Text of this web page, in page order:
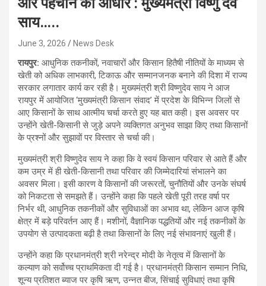
साय…..
June 3, 2026 News Desk
रायपुर: आधुनिक तकनीकों, नवाचारों और किसान हितैषी नीतियों के माध्यम से
खेती को अधिक लाभकारी, टिकाऊ और सम्मानजनक बनाने की दिशा में राज्य
सरकार लगातार कार्य कर रही है। मुख्यमंत्री श्री विष्णुदेव साय ने आज
रायपुर में आयोजित ‘मुख्यमंत्री किसान संवाद’ में प्रदेश के विभिन्न जिलों से
आए किसानों के साथ आत्मीय चर्चा करते हुए यह बात कही। इस अवसर पर
उन्होंने खेती-किसानी से जुड़े अपने व्यक्तिगत अनुभव साझा किए तथा किसानों
के प्रश्नों और सुझावों पर विस्तार से चर्चा की।
मुख्यमंत्री श्री विष्णुदेव साय ने कहा कि वे स्वयं किसान परिवार से आते हैं और
कम उम्र में ही खेती-किसानी तथा परिवार की जिम्मेदारियां संभालने का
अवसर मिला। इसी कारण वे किसानों की जरूरतों, चुनौतियों और उनके संघर्ष
को निकटता से समझते हैं। उन्होंने कहा कि पहले खेती पूरी तरह वर्षा पर
निर्भर थी, आधुनिक तकनीकों और सुविधाओं का अभाव था, लेकिन आज कृषि
क्षेत्र में बड़े परिवर्तन आए हैं। मशीनों, वैज्ञानिक पद्धतियों और नई तकनीकों के
उपयोग से उत्पादकता बढ़ी है तथा किसानों के लिए नई संभावनाएं खुली हैं।
उन्होंने कहा कि प्रधानमंत्री श्री नरेन्द्र मोदी के नेतृत्व में किसानों के
कल्याण को सर्वोच्च प्राथमिकता दी गई है। प्रधानमंत्री किसान सम्मान निधि,
शून्य प्रतिशत ब्याज पर कृषि ऋण, उन्नत बीज, सिंचाई सुविधाएं तथा कृषि